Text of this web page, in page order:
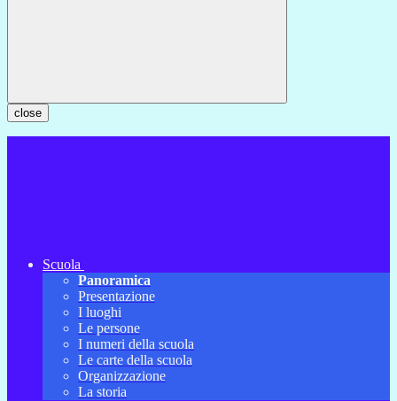
close
Scuola
Panoramica
Presentazione
I luoghi
Le persone
I numeri della scuola
Le carte della scuola
Organizzazione
La storia